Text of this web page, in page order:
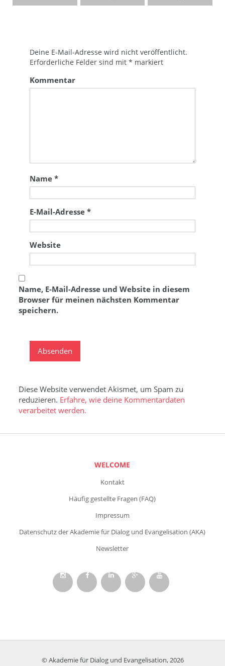
Deine E-Mail-Adresse wird nicht veröffentlicht.
Erforderliche Felder sind mit* markiert
Kommentar
Name*
E-Mail-Adresse*
Website
Name, E-Mail-Adresse und Website in diesem
Browser für meinen nächsten Kommentar
speichern.
Diese Website verwendet Akismet, um Spam zu
reduzieren. Erfahre, wie deine Kommentardaten
verarbeitet werden.
WELCOME
Kontakt
Häufig gestellte Fragen (FAQ)
Impressum
Datenschutz der Akademie für Dialog und Evangelisation (AKA)
Newsletter
© Akademie für Dialog und Evangelisation, 2026